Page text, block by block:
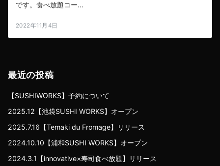
です。食べ放題コー...
2022年11月4日
最近の投稿
【SUSHIWORKS】予約について
2025.12【池袋SUSHI WORKS】オープン
2025.7.16【Temaki du Fromage】リリース
2024.10.10【浦和SUSHI WORKS】オープン
2024.3.1【innovative×寿司食べ放題】リリース